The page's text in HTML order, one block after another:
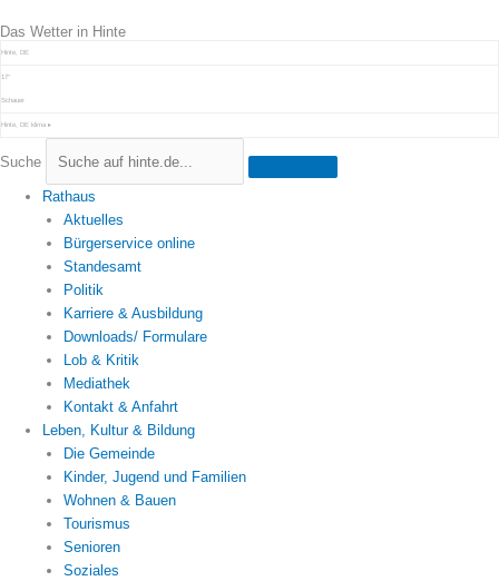
Inhalt
springen
Das Wetter in Hinte
Hinte, DE
17°
Schauer
Hinte, DE klima ▸
Suche
Rathaus
Aktuelles
Bürgerservice online
Standesamt
Politik
Karriere & Ausbildung
Downloads/ Formulare
Lob & Kritik
Mediathek
Kontakt & Anfahrt
Leben, Kultur & Bildung
Die Gemeinde
Kinder, Jugend und Familien
Wohnen & Bauen
Tourismus
Senioren
Soziales